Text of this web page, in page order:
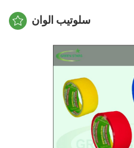
سلوتيب الوان